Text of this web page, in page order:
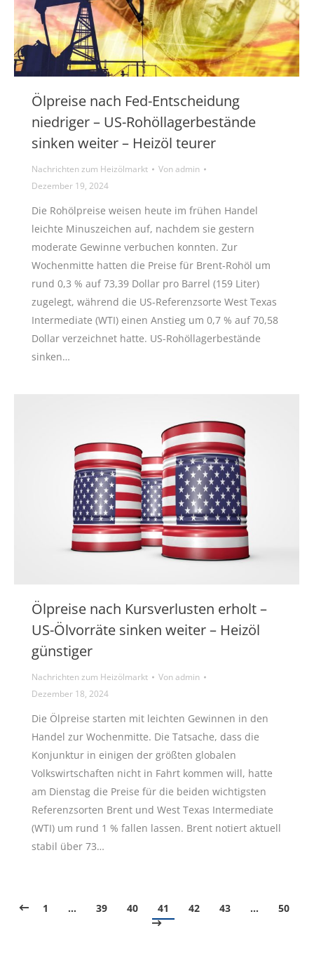
Ölpreise nach Fed-Entscheidung
niedriger – US-Rohöllagerbestände
sinken weiter – Heizöl teurer
Nachrichten zum Heizölmarkt Vonadmin
Dezember 19, 2024
Die Rohölpreise weisen heute im frühen Handel
leichte Minuszeichen auf, nachdem sie gestern
moderate Gewinne verbuchen konnten. Zur
Wochenmitte hatten die Preise für Brent-Rohöl um
rund 0,3 % auf 73,39 Dollar pro Barrel (159 Liter)
zugelegt, während die US-Referenzsorte West Texas
Intermediate (WTI) einen Anstieg um 0,7 % auf 70,58
Dollar verzeichnet hatte. US-Rohöllagerbestände
sinken…
Ölpreise nach Kursverlusten erholt –
US-Ölvorräte sinken weiter – Heizöl
günstiger
Nachrichten zum Heizölmarkt Vonadmin
Dezember 18, 2024
Die Ölpreise starten mit leichten Gewinnen in den
Handel zur Wochenmitte. Die Tatsache, dass die
Konjunktur in einigen der größten globalen
Volkswirtschaften nicht in Fahrt kommen will, hatte
am Dienstag die Preise für die beiden wichtigsten
Referenzsorten Brent und West Texas Intermediate
(WTI) um rund 1 % fallen lassen. Brent notiert aktuell
stabil über 73…
1 … 39 40 41 42 43 … 50